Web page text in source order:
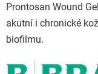
Prontosan Wound
akutní i chronické
biofilmu.